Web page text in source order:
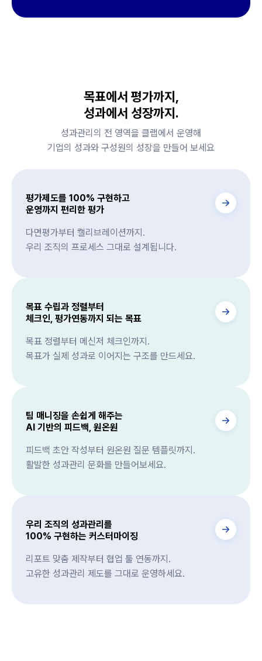
목표에서 평가까지,
성과에서 성장까지.
성과관리의 전 영역을 클랩에서 운영해
기업의 성과와 구성원의 성장을 만들어 보세요
평가제도를 100% 구현하고
운영까지 편리한 평가
다면평가부터 캘리브레이션까지.
우리 조직의 프로세스 그대로 설계됩니다.
목표 수립과 정렬부터
체크인, 평가연동까지 되는 목표
목표 정렬부터 메신저 체크인까지.
목표가 실제 성과로 이어지는 구조를 만드세요.
팀 매니징을 손쉽게 해주는
AI 기반의 피드백, 원온원
피드백 초안 작성부터 원온원 질문 템플릿까지.
활발한 성과관리 문화를 만들어보세요.
우리 조직의 성과관리를
100% 구현하는 커스터마이징
리포트 맞춤 제작부터 협업 툴 연동까지.
고유한 성과관리 제도를 그대로 운영하세요.